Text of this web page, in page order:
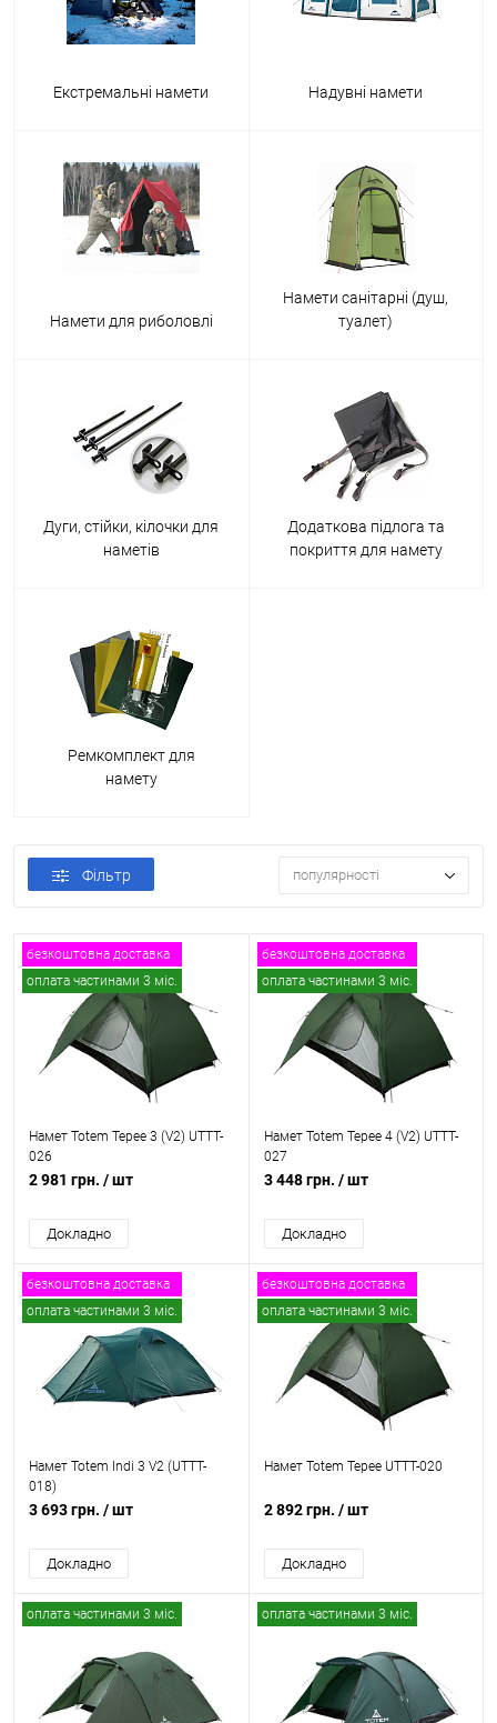
Екстремальні намети Надувні намети
Намети для риболовлі
Намети санітарні (душ,
туалет)
Дуги, стійки, кілочки для
наметів
Додаткова підлога та
покриття для намету
Ремкомплект для
намету
Фільтр популярності
безкоштовна доставка
оплата частинами 3 міс.
Намет Totem Tepee 3 (V2) UTTT-
026
2 981 грн. / шт
Докладно
безкоштовна доставка
оплата частинами 3 міс.
Намет Totem Tepee 4 (V2) UTTT-
027
3 448 грн. / шт
Докладно
безкоштовна доставка
оплата частинами 3 міс.
Намет Totem Indi 3 V2 (UTTT-
018)
3 693 грн. / шт
Докладно
безкоштовна доставка
оплата частинами 3 міс.
Намет Totem Tepee UTTT-020
2 892 грн. / шт
Докладно
оплата частинами 3 міс. оплата частинами 3 міс.